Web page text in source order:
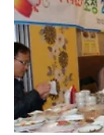
이 많다는 것이 인상 깊었다. 제
다란님의 사모님. 다른 부부 블
간에 끼어드는 것 같아 대화를
다란님과 커피믹스님을..